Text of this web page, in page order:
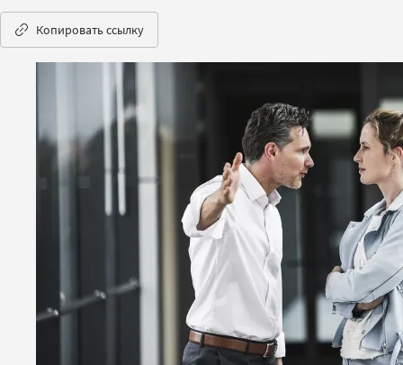
Копировать ссылку